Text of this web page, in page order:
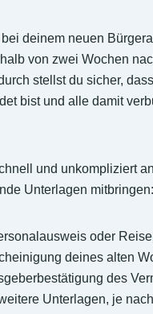
deinem neuen
von zwei Wochen
stellst du sicher,
bist und alle damit
und unkompliziert
Unterlagen mitbringen:
oder
deines alten
des
Unterlagen, je